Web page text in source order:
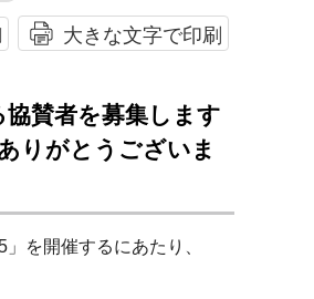
大きな文字で印刷
賛者を募集します
りがとうございま
を開催するにあたり、